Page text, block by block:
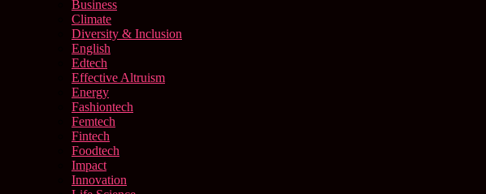
Business
Climate
Diversity & Inclusion
English
Edtech
Effective Altruism
Energy
Fashiontech
Femtech
Fintech
Foodtech
Impact
Innovation